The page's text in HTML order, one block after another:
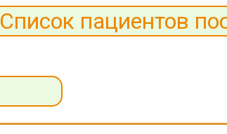
Список пациентов